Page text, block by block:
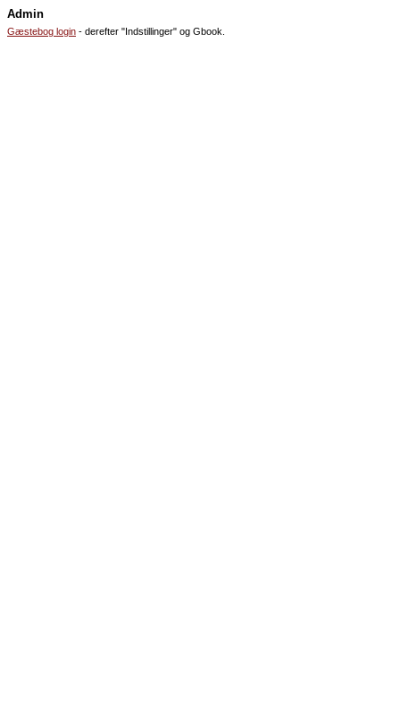
Admin
Gæstebog login - derefter "Indstillinger" og Gbook.